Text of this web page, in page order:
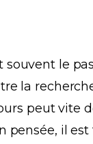
souvent le
la
peut vite
il